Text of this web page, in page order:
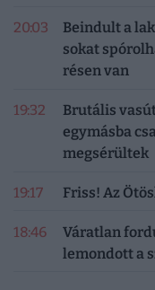
20:03
Beindult a
sokat
résen van
19:32
Brutális
egymásba
megsérültek
19:17 Friss! Az
18:46
Váratlan
lemondott a